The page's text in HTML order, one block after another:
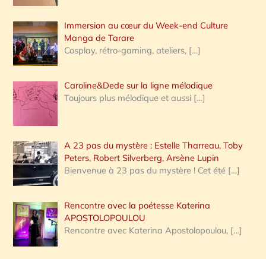
:
Immersion au cœur du Week-end Culture
Manga de Tarare
Cosplay, rétro-gaming, ateliers, […]
Caroline&Dede sur la ligne mélodique
Toujours plus mélodique et aussi […]
A 23 pas du mystère : Estelle Tharreau, Toby
Peters, Robert Silverberg, Arsène Lupin
Bienvenue à 23 pas du mystère ! Cet été […]
Rencontre avec la poétesse Katerina
APOSTOLOPOULOU
Rencontre avec Katerina Apostolopoulou, […]